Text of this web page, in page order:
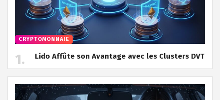
CRYPTOMONNAIE
Lido Affûte son Avantage avec les Clusters DVT